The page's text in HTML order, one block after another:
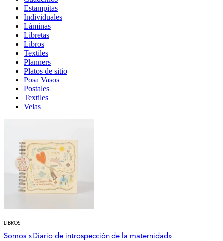
Estampitas
Individuales
Láminas
Libretas
Libros
Textiles
Planners
Platos de sitio
Posa Vasos
Postales
Textiles
Velas
LIBROS
Somos «Diario de introspección de la maternidad»